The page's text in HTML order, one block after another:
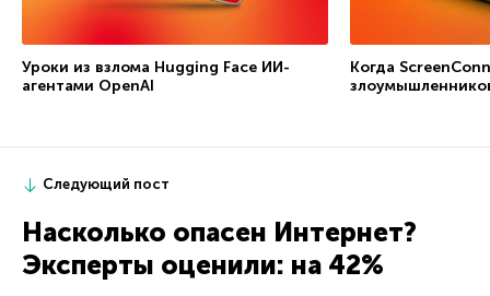
Уроки из взлома Hugging Face ИИ-
агентами OpenAI
Когда
Следующий пост
Насколько опасен Интернет?
Эксперты оценили: на 42%